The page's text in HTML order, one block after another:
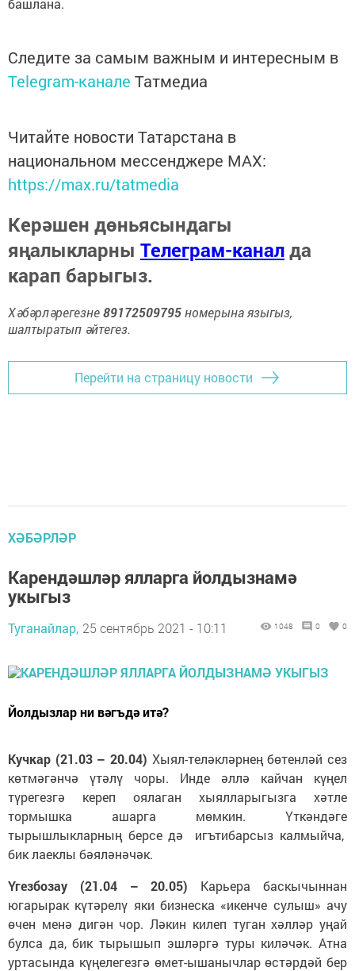
башлана.
Следите за самым важным и интересным в
Telegram-канале Татмедиа
Читайте новости Татарстана в
национальном мессенджере MАХ:
https://max.ru/tatmedia
Керәшен дөньясындагы
яңалыкларны Телеграм-каналда
карап барыгыз.
Хәбәрләрегезне89172509795номерына языгыз,
шалтыратып әйтегез.
Перейти на страницу новости
ХӘБӘРЛӘР
Карендәшләр ялларга йолдызнамә
укыгыз
Туганайлар, 25 сентябрь 2021 - 10:11 1048 0 0
Йолдызлар ни вәгъдә итә?
Кучкар (21.03 – 20.04) Хыял-теләкләрнең бөтенләй сез
көтмәгәнчә үтәлү чоры. Инде әллә кайчан күңел
түрегезгә кереп оялаган хыялларыгызга хәтле
тормышка ашарга мөмкин. Үткәндәге
тырышлыкларның берсе дә игътибарсыз калмыйча,
бик лаеклы бәяләнәчәк.
Үгезбозау (21.04 – 20.05) Карьера баскычыннан
югарырак күтәрелү яки бизнеска «икенче сулыш» ачу
өчен менә дигән чор. Ләкин килеп туган хәлләр уңай
булса да, бик тырышып эшләргә туры киләчәк. Атна
уртасында күңелегезгә өмет-ышанычлар өстәрдәй бер